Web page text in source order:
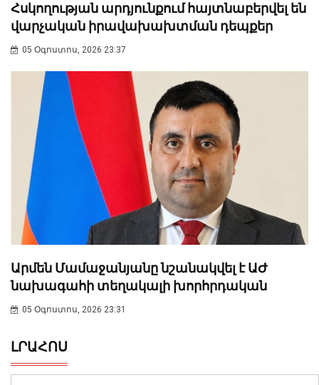
Հսկողության արդյունքում հայտնաբերվել են
վարչական իրավախախտման դեպքեր
05 Օգոստոս, 2026 23:37
Արմեն Մամաջանյանը նշանակվել է ԱԺ
նախագահի տեղակալի խորհրդական
05 Օգոստոս, 2026 23:31
ԼՐԱՀՈՍ